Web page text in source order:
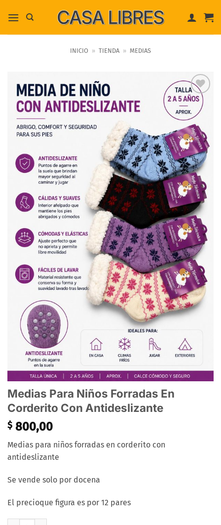
INICIO » TIENDA » MEDIAS
Añadir a
favoritos
Medias Para Niños Forradas En
Corderito Con Antideslizante
$ 800,00
Medias para niños forradas en corderito con
antideslizante
Se vende solo por docena
El precioque figura es por 12 pares